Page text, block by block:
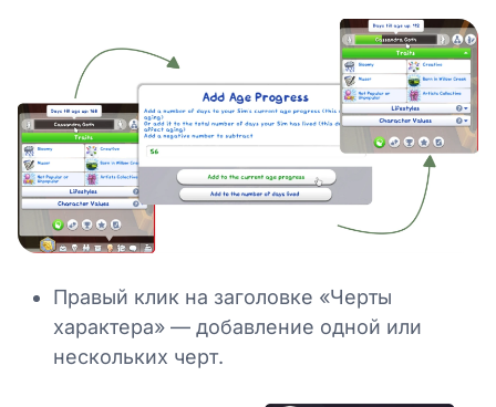
Правый клик на заголовке «Черты
характера» — добавление одной или
нескольких черт.